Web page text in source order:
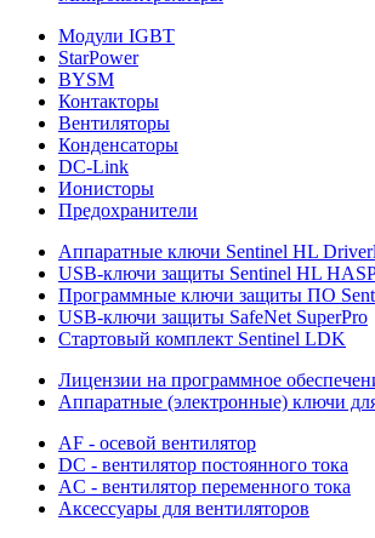
Модули IGBT
StarPower
BYSM
Контакторы
Вентиляторы
Конденсаторы
DC-Link
Ионисторы
Предохранители
Аппаратные ключи Sentinel HL
USB-ключи защиты Sentinel HL
Программные ключи защиты ПО
USB-ключи защиты SafeNet SuperPro
Стартовый комплект Sentinel LDK
Лицензии на программное
Аппаратные (электронные) ключи
AF - осевой вентилятор
DC - вентилятор постоянного тока
AC - вентилятор переменного тока
Аксессуары для вентиляторов